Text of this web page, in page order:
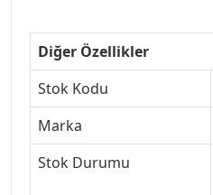
Diğer Özellikler
Stok Kodu
Marka
Stok Durumu